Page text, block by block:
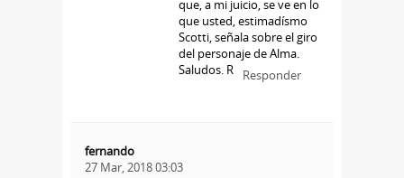
que, a mi juicio, se ve en lo
que usted, estimadísmo
Scotti, señala sobre el giro
del personaje de Alma.
Saludos. R
Responder
fernando
27 Mar, 2018 03:03